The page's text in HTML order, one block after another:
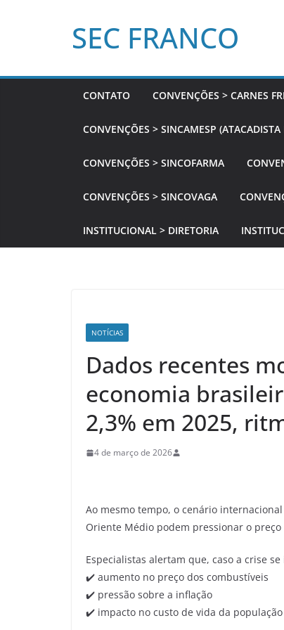
SEC FRANCO
CONTATO CONVENÇÕES > CARNES
CONVENÇÕES > SINCAMESP (ATACADISTA
CONVENÇÕES > SINCOFARMA
CONVENÇÕES > SINCOVAGA
INSTITUCIONAL > DIRETORIA
NOTÍCIAS
Dados recentes
economia
2,3% em 2025,
4 de março de 2026
Ao mesmo tempo, o cenário
Oriente Médio podem pressionar o
Especialistas alertam que, caso a crise
✔️ aumento no preço dos combustíveis
✔️ pressão sobre a inflação
✔️ impacto no custo de vida da população